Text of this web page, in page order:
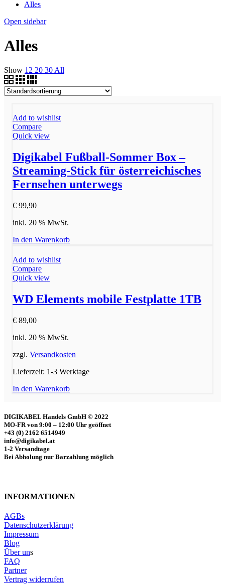
Alles
Open sidebar
Alles
Show 12 20 30All
Add to wishlist
Compare
Quick view
Digikabel Fußball-Sommer Box –
Streaming-Stick für österreichisches
Fernsehen unterwegs
€ 99,90
inkl. 20 % MwSt.
In den Warenkorb
Add to wishlist
Compare
Quick view
WD Elements mobile Festplatte 1TB
€ 89,00
inkl. 20 % MwSt.
zzgl. Versandkosten
Lieferzeit: 1-3 Werktage
In den Warenkorb
DIGIKABEL Handels GmbH © 2022
MO-FR von 9:00 – 12:00 Uhr geöffnet
+43 (0) 2162 6514949
info@digikabel.at
1-2 Versandtage
Bei Abholung nur Barzahlung möglich
INFORMATIONEN
AGBs
Datenschutzerklärung
Impressum
Blog
Über uns
FAQ
Partner
Vertrag widerrufen